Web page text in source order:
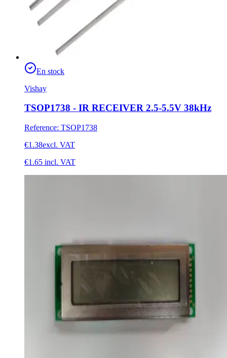
En stock
Vishay
TSOP1738 - IR RECEIVER 2.5-5.5V 38kHz
Reference: TSOP1738
€1.38excl. VAT
€1.65 incl. VAT